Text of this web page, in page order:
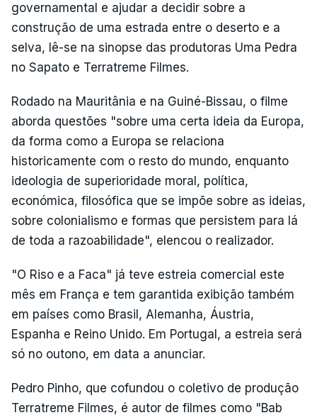
governamental e ajudar a decidir sobre a
construção de uma estrada entre o deserto e a
selva, lê-se na sinopse das produtoras Uma Pedra
no Sapato e Terratreme Filmes.
Rodado na Mauritânia e na Guiné-Bissau, o filme
aborda questões "sobre uma certa ideia da Europa,
da forma como a Europa se relaciona
historicamente com o resto do mundo, enquanto
ideologia de superioridade moral, política,
económica, filosófica que se impõe sobre as ideias,
sobre colonialismo e formas que persistem para lá
de toda a razoabilidade", elencou o realizador.
"O Riso e a Faca" já teve estreia comercial este
mês em França e tem garantida exibição também
em países como Brasil, Alemanha, Áustria,
Espanha e Reino Unido. Em Portugal, a estreia será
só no outono, em data a anunciar.
Pedro Pinho, que cofundou o coletivo de produção
Terratreme Filmes, é autor de filmes como "Bab